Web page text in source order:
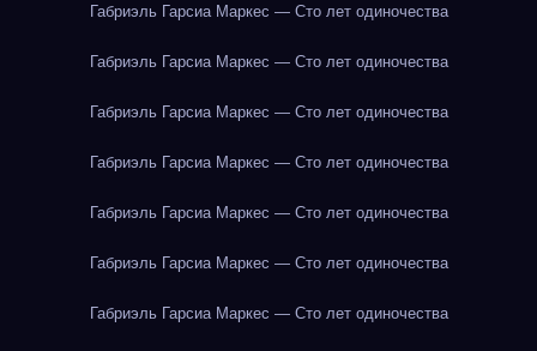
Габриэль Гарсиа Маркес — Сто лет одиночества
Габриэль Гарсиа Маркес — Сто лет одиночества
Габриэль Гарсиа Маркес — Сто лет одиночества
Габриэль Гарсиа Маркес — Сто лет одиночества
Габриэль Гарсиа Маркес — Сто лет одиночества
Габриэль Гарсиа Маркес — Сто лет одиночества
Габриэль Гарсиа Маркес — Сто лет одиночества